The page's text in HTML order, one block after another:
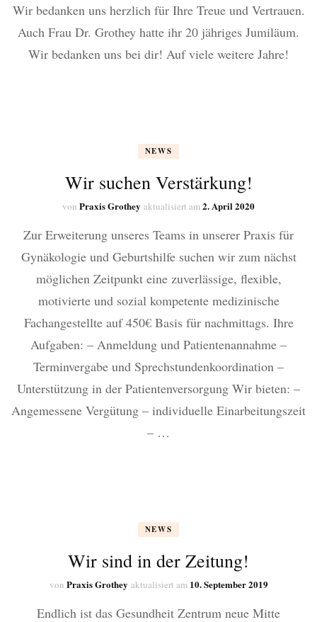
Wir bedanken uns herzlich für Ihre Treue und Vertrauen.
Auch Frau Dr. Grothey hatte ihr 20 jähriges Jumiläum.
Wir bedanken uns bei dir! Auf viele weitere Jahre!
NEWS
Wir suchen Verstärkung!
von Praxis Grothey aktualisiert am 2. April 2020
Zur Erweiterung unseres Teams in unserer Praxis für
Gynäkologie und Geburtshilfe suchen wir zum nächst
möglichen Zeitpunkt eine zuverlässige, flexible,
motivierte und sozial kompetente medizinische
Fachangestellte auf 450€ Basis für nachmittags. Ihre
Aufgaben: – Anmeldung und Patientenannahme –
Terminvergabe und Sprechstundenkoordination –
Unterstützung in der Patientenversorgung Wir bieten: –
Angemessene Vergütung – individuelle Einarbeitungszeit
– …
NEWS
Wir sind in der Zeitung!
von Praxis Grothey aktualisiert am 10. September 2019
Endlich ist das Gesundheit Zentrum neue Mitte